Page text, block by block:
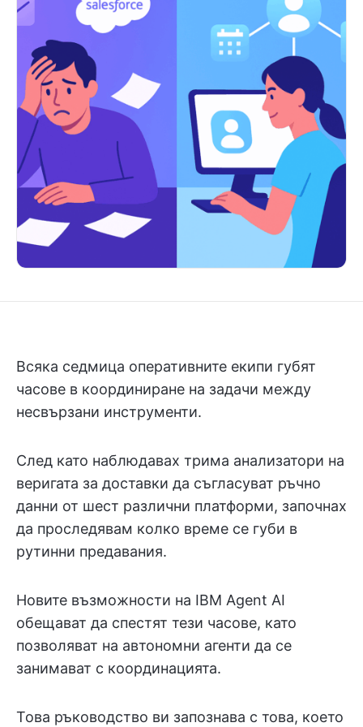
Всяка седмица оперативните екипи губят
часове в координиране на задачи между
несвързани инструменти.
След като наблюдавах трима анализатори на
веригата за доставки да съгласуват ръчно
данни от шест различни платформи, започнах
да проследявам колко време се губи в
рутинни предавания.
Новите възможности на IBM Agent AI
обещават да спестят тези часове, като
позволяват на автономни агенти да се
занимават с координацията.
Това ръководство ви запознава с това, което